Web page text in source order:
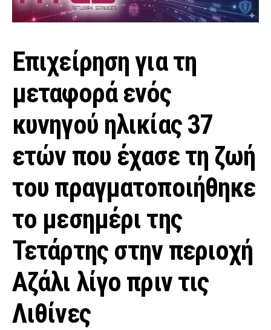
Επιχείρηση για τη
μεταφορά ενός
κυνηγού ηλικίας 37
ετών που έχασε τη ζωή
του πραγματοποιήθηκε
το μεσημέρι της
Τετάρτης στην περιοχή
Αζάλι λίγο πριν τις
Λιθίνες